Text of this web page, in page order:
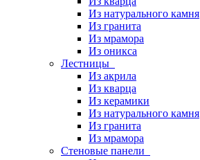
Из натурального камня
Из гранита
Из мрамора
Из оникса
Лестницы
Из акрила
Из кварца
Из керамики
Из натурального камня
Из гранита
Из мрамора
Стеновые панели